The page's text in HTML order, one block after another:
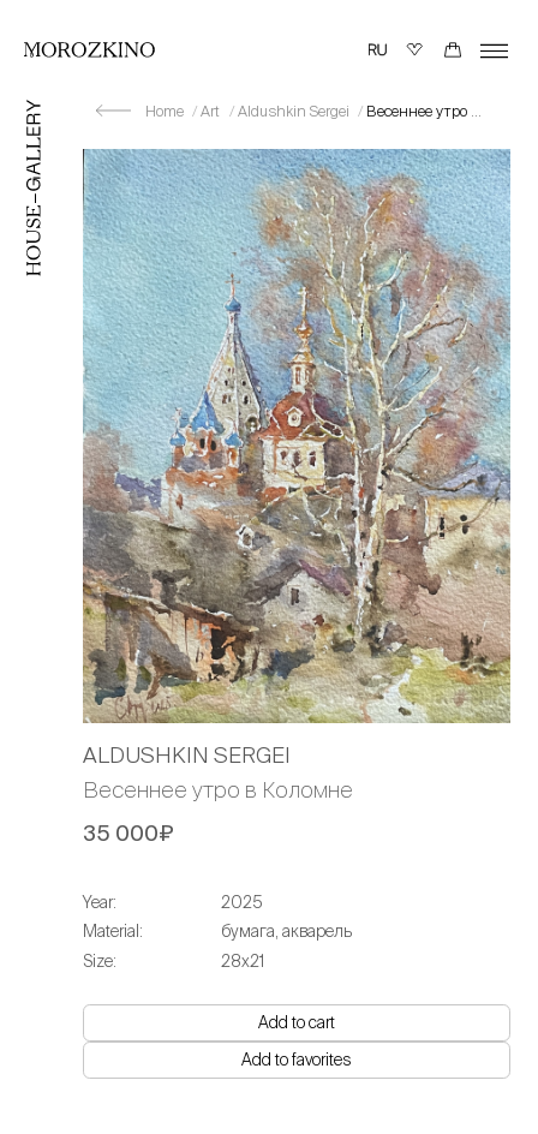
Home Art Aldushkin Sergei Весеннее утро в Коломне
ALDUSHKIN SERGEI
Весеннее утро в Коломне
35 000₽
Year:
2025
Material:
бумага, акварель
Size:
28х21
Add to cart
Add to favorites